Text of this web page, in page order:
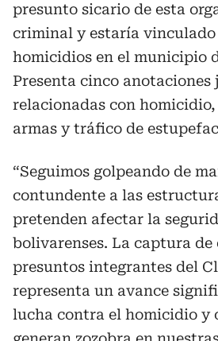
presunto sicario de esta
criminal y estaría vinculado
homicidios en el municipio
Presenta cinco anotaciones
relacionadas con
armas y tráfico de
“Seguimos golpeando de
contundente a las
pretenden afectar la
bolivarenses. La captura de
presuntos integrantes del
representa un avance
lucha contra el homicidio y